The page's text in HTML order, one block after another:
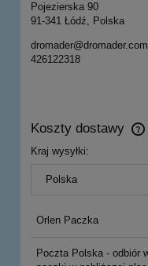
Pojezierska 90
91-341 Łódź, Polska
426122318
Koszty dostawy
Cena nie zawiera
Kraj wysyłki:
Orlen Paczka
Poczta Polska - odbiór